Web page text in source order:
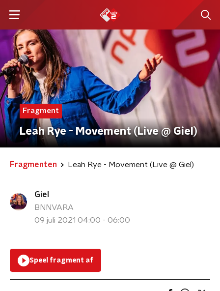
Fragment
Leah Rye - Movement (Live @ Giel)
Fragmenten Leah Rye - Movement (Live @ Giel)
Giel
BNNVARA
09 juli 2021 04:00 - 06:00
Speel fragment af